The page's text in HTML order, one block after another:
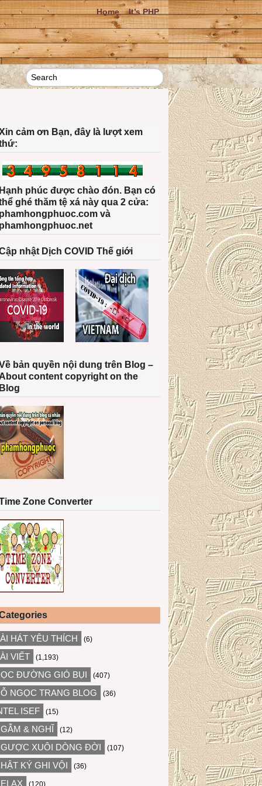
Home It’s PHP
cảm ơn Bạn, đây là lượt xem
phúc được chào đón. Bạn có
ghé thăm tệ xá này qua 2 cửa:
và
nhật Dịch COVID Thế giới
bản quyền nội dung trên Blog –
content copyright on the
Zone Converter
HÁT YÊU THÍCH (6)
VIẾT (1,193)
ĐƯỜNG GIÓ BỤI (407)
NGỌC TRANG BLOG (36)
ISEF (15)
& NGHĨ (12)
XUÔI DÒNG ĐỜI (107)
KÝ GHI VỘI (36)
(120)